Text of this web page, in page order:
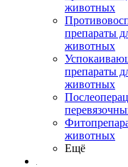
животных
препараты
животных
препараты
животных
животных
Ещё